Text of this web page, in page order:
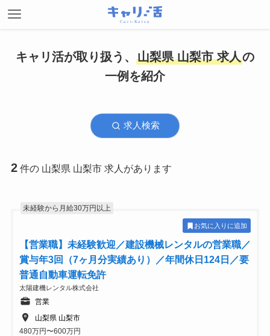
キャリ活が取り扱う、 山梨県 山梨市 求人の
一例を紹介
求人検索
2 件の 山梨県 山梨市 求人があります
未経験から月給30万円以上
お気に入りに追加
【営業職】未経験歓迎／建設機械レンタルの営業職／
賞与年3回（7ヶ月分実績あり）／年間休日124日／要
普通自動車運転免許
太陽建機レンタル株式会社
営業
山梨県 山梨市
480万円〜600万円